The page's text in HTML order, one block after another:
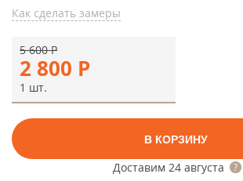
Как сделать замеры
2 800 Р
5 600Р
1 шт.
В КОРЗИНУ
Доставим 24 августа